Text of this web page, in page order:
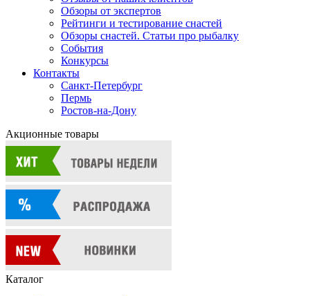
Обзоры от экспертов
Рейтинги и тестирование снастей
Обзоры снастей. Статьи про рыбалку
События
Конкурсы
Контакты
Санкт-Петербург
Пермь
Ростов-на-Дону
Акционные товары
Каталог